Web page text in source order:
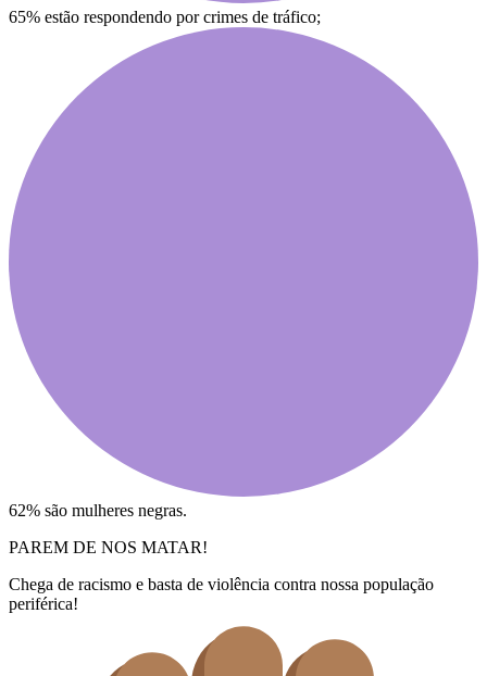
65% estão respondendo por crimes de tráfico;
62% são mulheres negras.
PAREM DE NOS MATAR!
Chega de racismo e basta de violência contra nossa população
periférica!